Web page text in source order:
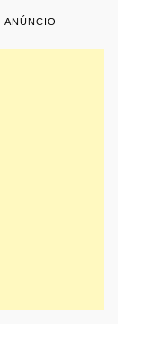
ANÚNCIO